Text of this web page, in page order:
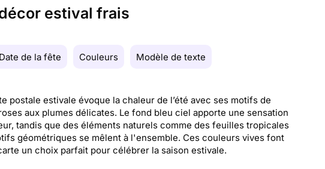
estival frais
Date de la fête Couleurs Modèle de texte
postale estivale évoque la chaleur de l’été avec ses motifs de
aux plumes délicates. Le fond bleu ciel apporte une sensation
tandis que des éléments naturels comme des feuilles tropicales
géométriques se mêlent à l'ensemble. Ces couleurs vives font
un choix parfait pour célébrer la saison estivale.